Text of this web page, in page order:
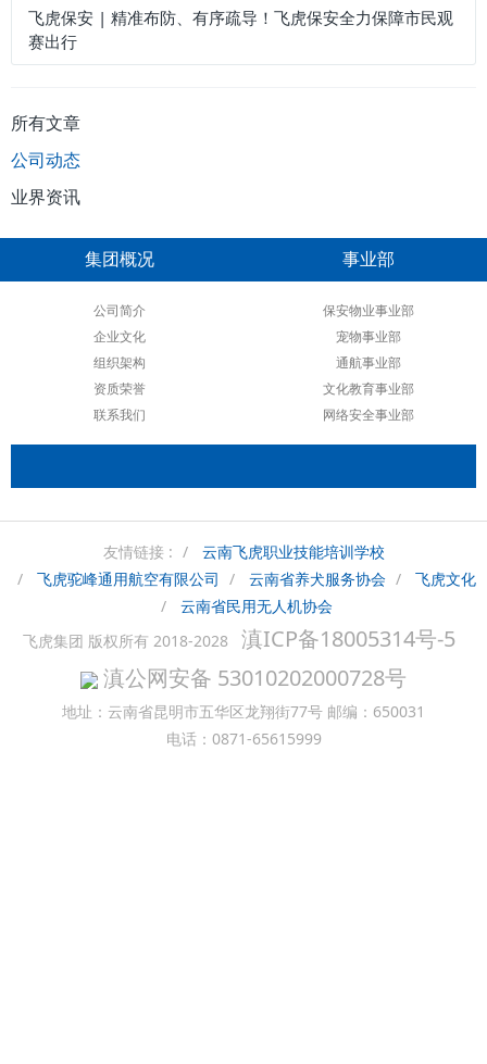
飞虎保安 | 精准布防、有序疏导！飞虎保安全力保障市民观
赛出行
所有文章
公司动态
业界资讯
集团概况
公司简介
企业文化
组织架构
资质荣誉
联系我们
事业部
保安物业事业部
宠物事业部
通航事业部
文化教育事业部
网络安全事业部
友情链接 :
云南飞虎职业技能培训学校
飞虎驼峰通用航空有限公司
云南省养犬服务协会
飞虎文化
云南省民用无人机协会
飞虎集团 版权所有 2018-2028
滇ICP备18005314号-5
滇公网安备 53010202000728号
地址：云南省昆明市五华区龙翔街77号 邮编：650031
电话：0871-65615999